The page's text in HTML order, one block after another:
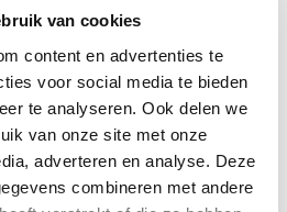
van cookies
content en advertenties te
voor social media te bieden
te analyseren. Ook delen we
van onze site met onze
adverteren en analyse. Deze
combineren met andere
voor een gezonde huid
kern voor optimaal
tegen doorlekken